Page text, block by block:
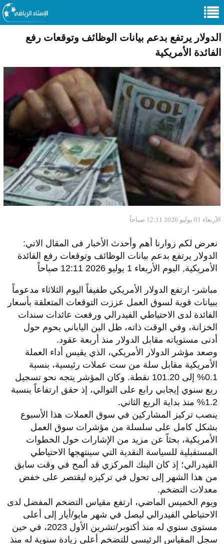
الدولار يرتفع بدعم بيانات الوظائف وتوقعات رفع
الفائدة الأمريكية
الأربعاء 01 يوليو 2026 12:11 صباحاً
نعرض لكم زوارنا أهم وأحدث الأخبار فى المقال الاتي:
الدولار يرتفع بدعم بيانات الوظائف وتوقعات رفع الفائدة
الأمريكية, اليوم الأربعاء 1 يوليو 2026 12:11 صباحاً
مباشر- ارتفع الدولار الأمريكي طفيفاً اليوم الثلاثاء مدعوماً
ببيانات قوية لسوق العمل عززت التوقعات المتعلقة بأسعار
الفائدة لدى الاحتياطي الفيدرالي ورفعت عائدات سندات
الخزانة، وفي الوقت ذاته، ظل الين الياباني يحوم حول
أدنى مستوياته مقابل الدولار منذ أربعة عقود.
وصعد مؤشر الدولار الأمريكي، الذي يقيس أداء العملة
الأمريكية مقابل سلة من ست عملات رئيسية، بنسبة
0.1% إلى 101.20 نقطة. وكان المؤشر يتجه نحو تسجيل
ربع سنوي إيجابي رابع على التوالي، إذ حقق ارتفاعاً بنسبة
1.2% منذ بداية الربع الثاني.
ينصب تركيز المشاركين في سوق العملات هذا الأسبوع
بشكل كامل على سلسلة من مؤشرات سوق العمل
الأمريكية، بحثاً عن مزيد من الإشارات حول الخطوات
المستقبلية للسياسة النقدية التي سينتهجها الاحتياطي
الفيدرالي؛ إذ كان البنك المركزي قد ألمح في وقت سابق
من هذا الشهر إلى تحول في تركيزه ليقتصر على خفض
معدلات التضخم.
ويوم الخميس الماضي، ارتفع مقياس التضخم المفضل لدى
الاحتياطي الفيدرالي ليصل في شهر مايو/أيار إلى أعلى
مستوى سنوي له منذ أكتوبر/تشرين الأول 2023، في حين
سجل المقياس الرئيسي للتضخم أعلى زيادة سنوية له منذ